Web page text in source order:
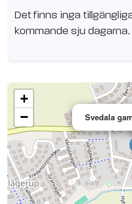
Det finns inga
kommande sju dagarna.
Svedala
+
−